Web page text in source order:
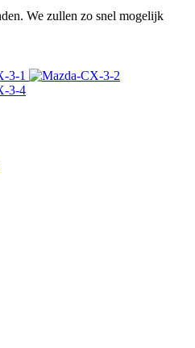
We zullen zo snel mogelijk